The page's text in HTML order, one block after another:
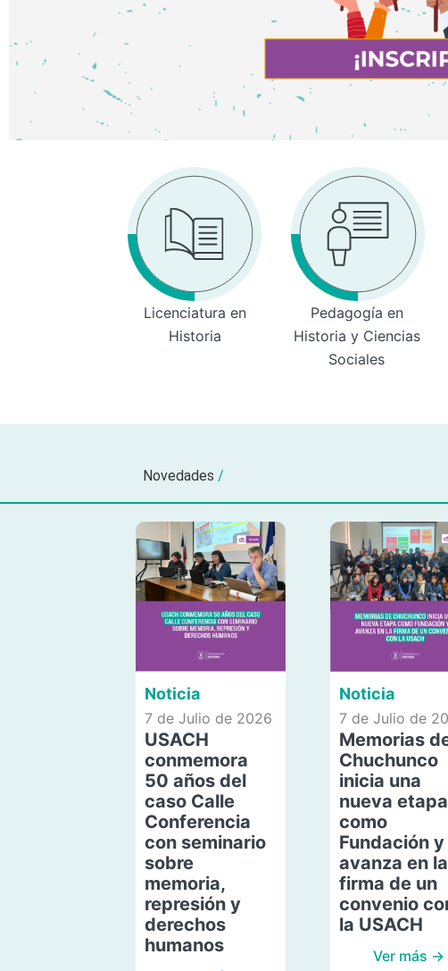
Licenciatura en
Historia
Pedagogía en
Historia y Ciencias
Sociales
Novedades /
Noticia
7 de Julio de 2026
USACH
conmemora
50 años del
caso Calle
Conferencia
con seminario
sobre
memoria,
represión y
derechos
humanos
Noticia
7 de Julio de
Memorias
Chuchunco
inicia una
nueva etapa
como
Fundación y
avanza en la
firma de un
convenio
la USACH
Ver más →